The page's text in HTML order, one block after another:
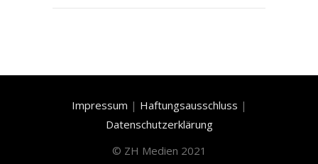
Impressum | Haftungsausschluss |
Datenschutzerklärung
© ZH Medien 2021